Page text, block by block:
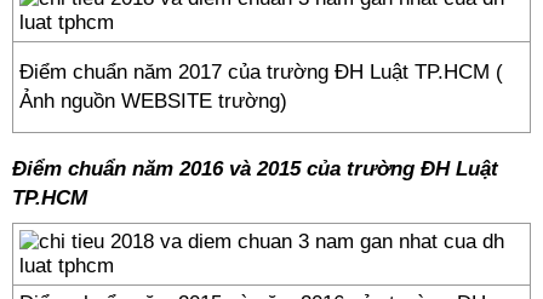
Điểm chuẩn năm 2017 của trường ĐH Luật TP.HCM (
Ảnh nguồn WEBSITE trường)
Điểm chuẩn năm 2016 và 2015 của trường ĐH Luật
TP.HCM